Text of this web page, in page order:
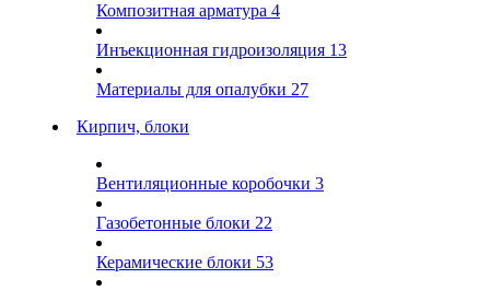
Композитная арматура 4
Инъекционная гидроизоляция 13
Материалы для опалубки 27
Кирпич, блоки
Вентиляционные коробочки 3
Газобетонные блоки 22
Керамические блоки 53